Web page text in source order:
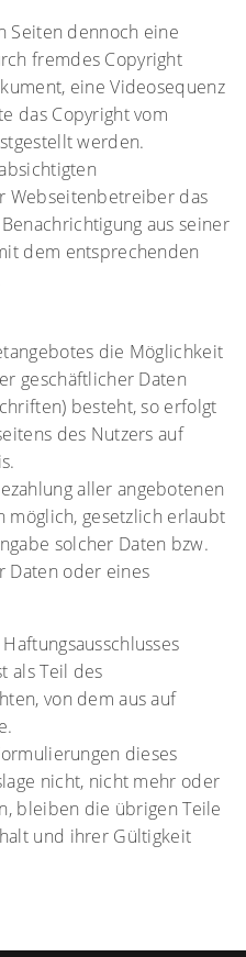
Seiten dennoch eine
fremdes Copyright
eine Videosequenz
das Copyright vom
werden.
Webseitenbetreiber das
aus seiner
dem entsprechenden
die Möglichkeit
geschäftlicher Daten
besteht, so erfolgt
des Nutzers auf
aller angebotenen
möglich, gesetzlich erlaubt
solcher Daten bzw.
Daten oder eines
als Teil des
von dem aus auf
dieses
nicht, nicht mehr oder
bleiben die übrigen Teile
und ihrer Gültigkeit